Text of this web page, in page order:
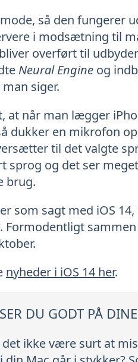
så den fungerer
i modsætning til
overført til
Neural Engine og
siger.
at når man lægger
dukker en mikrofon
til det valgte
sprog og det ser
brug.
som sagt med iOS
Formodentligt
nyheder i iOS 14 her.
DU GODT PÅ
det ikke være surt at